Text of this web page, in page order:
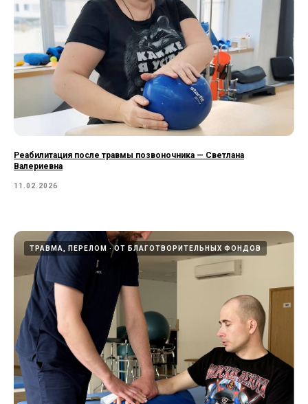
Реабилитация после травмы позвоночника — Светлана
Валериевна
11.02.2026
ТРАВМА, ПЕРЕЛОМ ОТ БЛАГОТВОРИТЕЛЬНЫХ ФОНДОВ